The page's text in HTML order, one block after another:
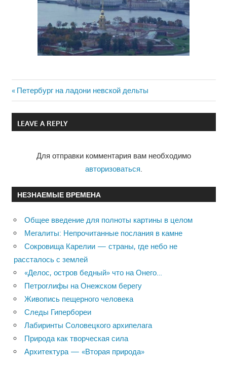
Навигация
по
Previous
Post:
Петербург на ладони невской дельты
LEAVE A REPLY
Для отправки комментария вам необходимо
авторизоваться
НЕЗНАЕМЫЕ ВРЕМЕНА
Общее введение для полноты картины в целом
Мегалиты: Непрочитанные послания в камне
Сокровища Карелии — страны, где небо не
рассталось с землей
«Делос, остров бедный» что на Онего…
Петроглифы на Онежском берегу
Живопись пещерного человека
Следы Гипербореи
Лабиринты Соловецкого архипелага
Природа как творческая сила
Архитектура — «Вторая природа»